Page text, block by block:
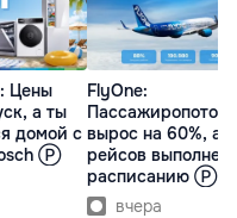
Цены
а ты
домой с
Ⓟ
FlyOne:
Пассажиропоток
вырос на 60%, а
рейсов
расписанию Ⓟ
вчера